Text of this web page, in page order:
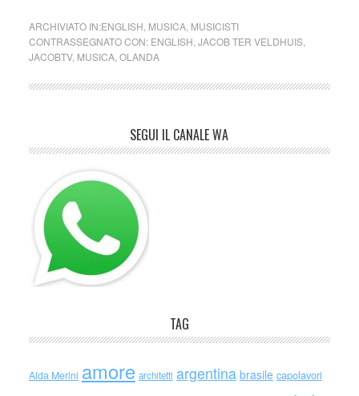
ARCHIVIATO IN:ENGLISH MUSICA, MUSICISTI
CONTRASSEGNATO CON: ENGLISH JACOB TER VELDHUIS,
JACOBTV, MUSICA, OLANDA
SEGUI IL CANALE WA
TAG
Alda Merini amore architetti argentina brasile capolavori